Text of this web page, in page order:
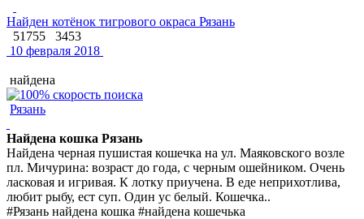
Найден котёнок тигрового окраса Рязань
51755
3453
10 февраля 2018
найдена
Рязань
Найдена кошка Рязань
Найдена черная пушистая кошечка на ул. Маяковского возле
пл. Мичурина: возраст до года, с черным ошейником. Очень
ласковая и игривая. К лотку приучена. В еде неприхотлива,
любит рыбу, ест суп. Один ус белый. Кошечка..
#Рязань найдена кошка #найдена кошечька